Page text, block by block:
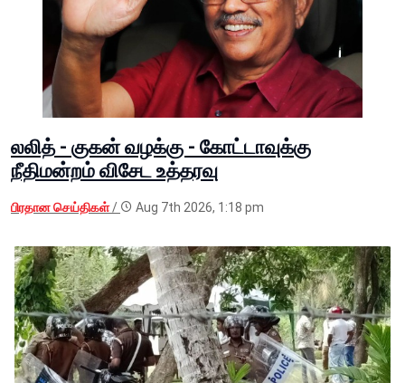
லலித் - குகன் வழக்கு - கோட்டாவுக்கு
நீதிமன்றம் விசேட உத்தரவு
பிரதான செய்திகள்/ Aug 7th 2026, 1:18 pm